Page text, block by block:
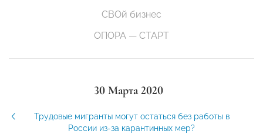
СВОй бизнес
ОПОРА — СТАРТ
30 Марта 2020
Трудовые мигранты могут остаться без работы в
России из-за карантинных мер?